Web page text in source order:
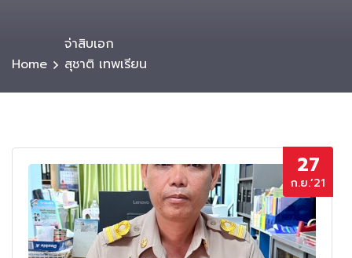
Home
จ่าสิบเอก
สุชาติ เทพเรียน
27
ก.ย.’21